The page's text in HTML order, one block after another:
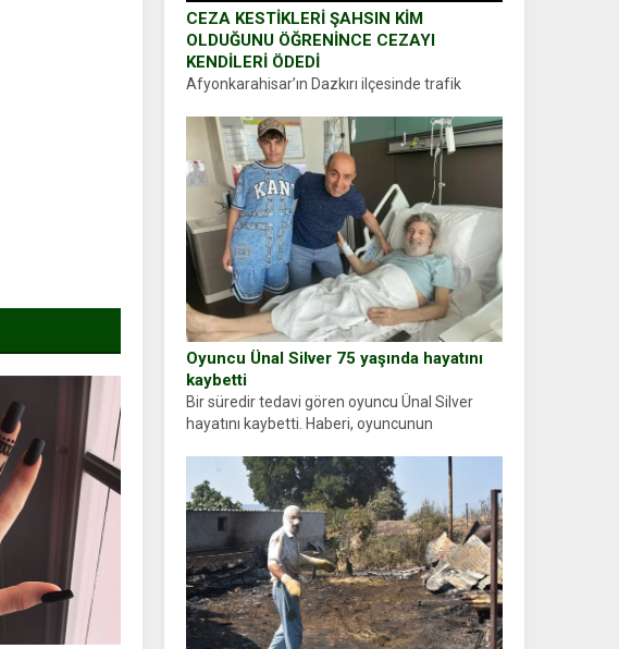
CEZA KESTİKLERİ ŞAHSIN KİM
OLDUĞUNU ÖĞRENİNCE CEZAYI
KENDİLERİ ÖDEDİ
Afyonkarahisar’ın Dazkırı ilçesinde trafik
durdurdukları bir otomobilin sürücüsünden
ehliyet ve ruhsat sorup belgelerini istedi.
Sürücü Abdurrahman Ö.nün verdiği evraklarda
eksik olduğunu...
Oyuncu Ünal Silver 75 yaşında hayatını
kaybetti
Bir süredir tedavi gören oyuncu Ünal Silver
hayatını kaybetti. Haberi, oyuncunun
sosyal medya hesabında “Usta Oyuncumuz ve
çok değerli dostumuz...